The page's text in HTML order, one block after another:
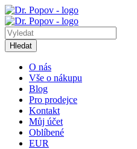
Hledat
O nás
Vše o nákupu
Blog
Pro prodejce
Kontakt
Můj účet
Oblíbené
EUR